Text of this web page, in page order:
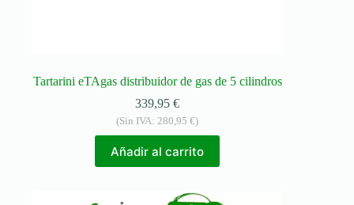
Tartarini eTAgas distribuidor de gas de 5 cilindros
339,95€
(Sin IVA:280,95€)
Añadir al carrito